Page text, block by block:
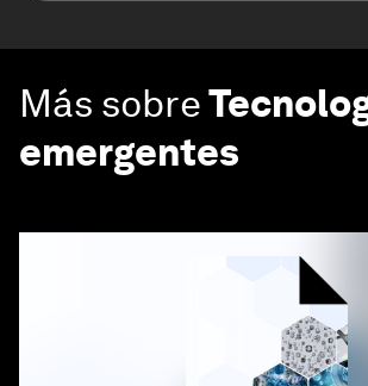
Más sobre
emergentes